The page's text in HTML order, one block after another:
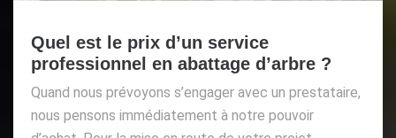
Quel est le prix d’un service
professionnel en abattage d’arbre ?
Quand nous prévoyons s’engager avec un prestataire,
nous pensons immédiatement à notre pouvoir